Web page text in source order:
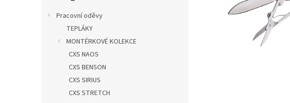
Pracovní oděvy
TEPLÁKY
MONTÉRKOVÉ KOLEKCE
CXS NAOS
CXS BENSON
CXS SIRIUS
CXS STRETCH